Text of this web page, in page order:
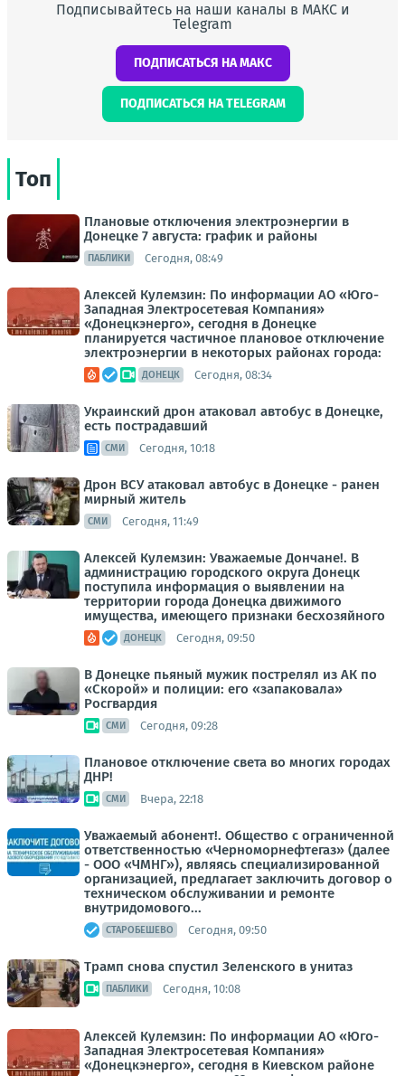
Подписывайтесь на наши каналы в МАКС и
Telegram
ПОДПИСАТЬСЯ НА МАКС
ПОДПИСАТЬСЯ НА TELEGRAM
Топ
Плановые отключения электроэнергии в
Донецке 7 августа: график и районы
ПАБЛИКИ Сегодня, 08:49
Алексей Кулемзин: По информации АО «Юго-
Западная Электросетевая Компания»
«Донецкэнерго», сегодня в Донецке
планируется частичное плановое отключение
электроэнергии в некоторых районах города:
ДОНЕЦК Сегодня, 08:34
Украинский дрон атаковал автобус в Донецке,
есть пострадавший
СМИ Сегодня, 10:18
Дрон ВСУ атаковал автобус в Донецке - ранен
мирный житель
СМИ Сегодня, 11:49
Алексей Кулемзин: Уважаемые Дончане!. В
администрацию городского округа Донецк
поступила информация о выявлении на
территории города Донецка движимого
имущества, имеющего признаки бесхозяйного
ДОНЕЦК Сегодня, 09:50
В Донецке пьяный мужик пострелял из АК по
«Скорой» и полиции: его «запаковала»
Росгвардия
СМИ Сегодня, 09:28
Плановое отключение света во многих городах
ДНР!
СМИ Вчера, 22:18
Уважаемый абонент!. Общество с ограниченной
ответственностью «Черноморнефтегаз» (далее
- ООО «ЧМНГ»), являясь специализированной
организацией, предлагает заключить договор о
техническом обслуживании и ремонте
внутридомового...
СТАРОБЕШЕВО Сегодня, 09:50
Трамп снова спустил Зеленского в унитаз
ПАБЛИКИ Сегодня, 10:08
Алексей Кулемзин: По информации АО «Юго-
Западная Электросетевая Компания»
«Донецкэнерго», сегодня в Киевском районе